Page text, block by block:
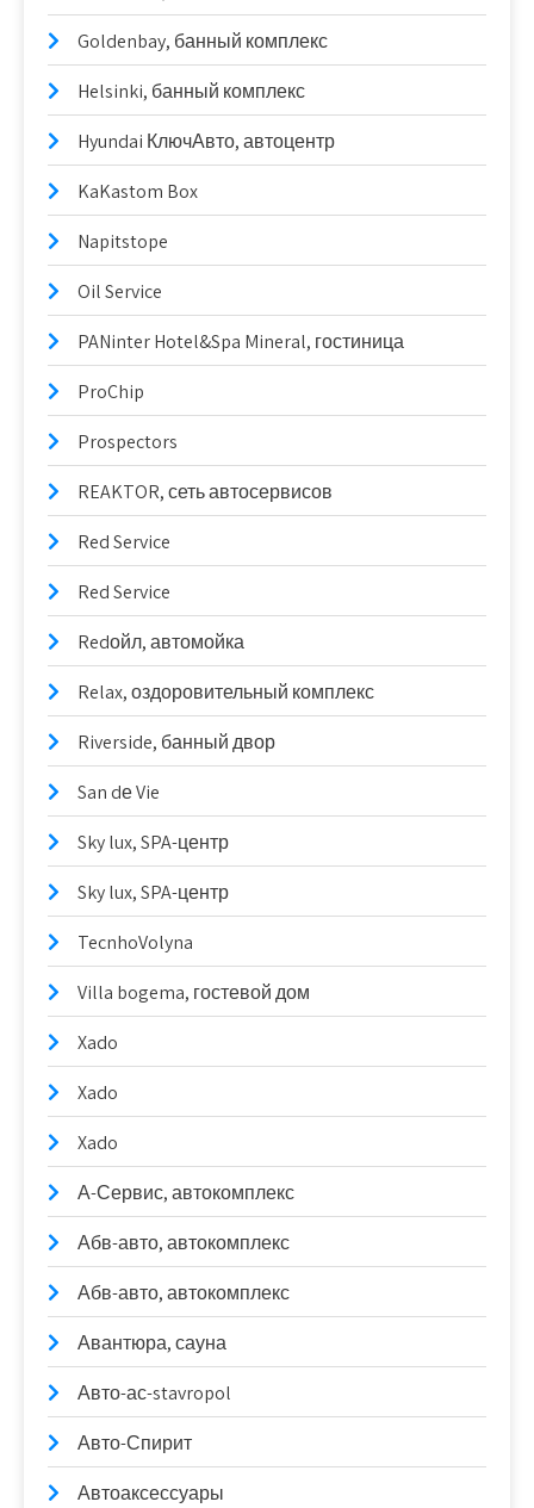
Goldenbay, банный комплекс
Helsinki, банный комплекс
Hyundai КлючАвто, автоцентр
KaKastom Box
Napitstope
Oil Service
PANinter Hotel&Spa Mineral, гостиница
ProChip
Prospectors
REAKTOR, сеть автосервисов
Red Service
Red Service
Redойл, автомойка
Relax, оздоровительный комплекс
Riverside, банный двор
San dе Vie
Sky lux, SPA-центр
Sky lux, SPA-центр
TecnhoVolyna
Villa bogema, гостевой дом
Xado
Xado
Xado
А-Сервис, автокомплекс
Абв-авто, автокомплекс
Абв-авто, автокомплекс
Авантюра, сауна
Авто-ас-stavropol
Авто-Спирит
Автоаксессуары